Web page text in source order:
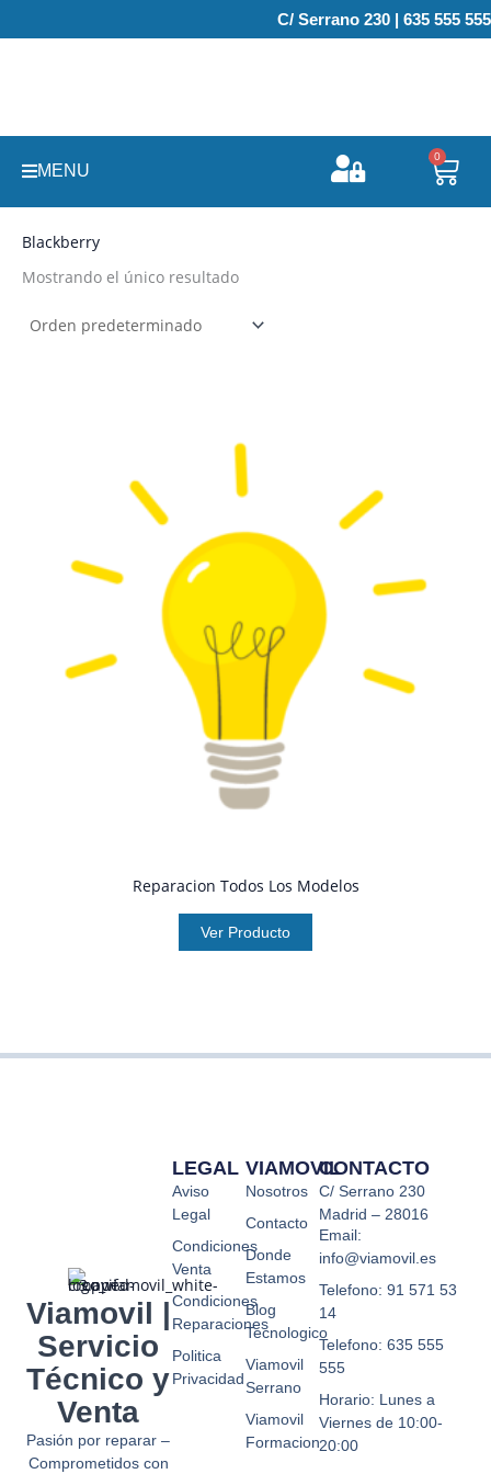
al
C/ Serrano 230 | 635 555 555
MENU
0
Blackberry
Mostrando el único resultado
Reparacion Todos Los Modelos
Ver Producto
Viamovil |
Servicio
Técnico y
Venta
Pasión por reparar –
Comprometidos con
VIAMOVIL
Nosotros
Contacto
Donde
Estamos
Blog
Tecnologico
Viamovil
Serrano
Viamovil
Formacion
LEGAL
Aviso
Legal
Condiciones
Venta
Condiciones
Reparaciones
Politica
Privacidad
CONTACTO
C/ Serrano 230
Madrid – 28016
Email:
info@viamovil.es
Telefono: 91 571 53
14
Telefono: 635 555
555
Horario: Lunes a
Viernes de 10:00-
20:00